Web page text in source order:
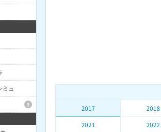
2017
2018
2021
2022
ミュ
3